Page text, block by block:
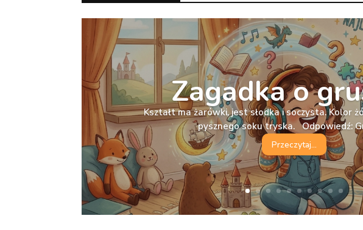
Zagadka o
Kształt ma żarówki, jest słodka i soczysta. Kolor
pysznego soku tryska. Odpowiedź:
Przeczytaj...